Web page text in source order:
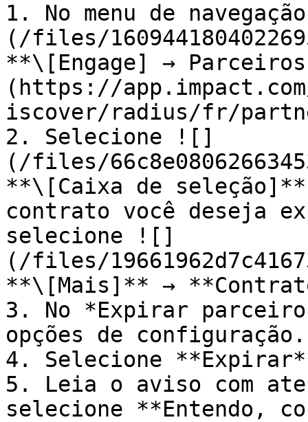
1. No menu de
(/files/
**\[Engage] →
(https://
iscover/radius/fr/
2. Selecione ![]
(/files/
**\[Caixa de
contrato você deseja
selecione ![]
(/files/
**\[Mais]** →
3. No *Expirar
opções de configuração.
4. Selecione
5. Leia o aviso com
selecione **Entendo,